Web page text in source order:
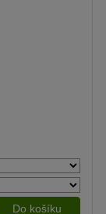
Do košíku